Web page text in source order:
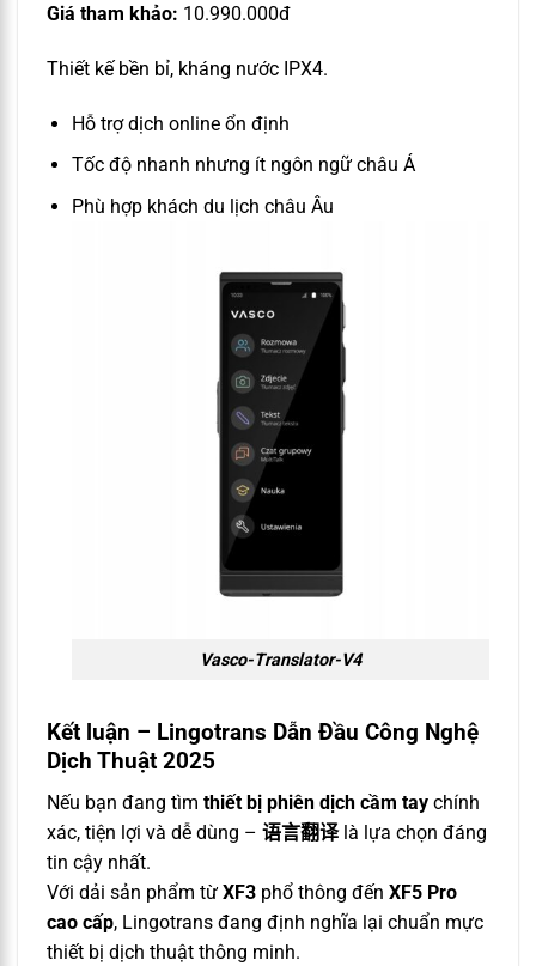
Giá tham khảo: 10.990.000đ
Thiết kế bền bỉ, kháng nước IPX4.
Hỗ trợ dịch online ổn định
Tốc độ nhanh nhưng ít ngôn ngữ châu Á
Phù hợp khách du lịch châu Âu
Vasco-Translator-V4
Kết luận – Lingotrans Dẫn Đầu Công Nghệ
Dịch Thuật 2025
Nếu bạn đang tìm thiết bị phiên dịch cầm tay chính
xác, tiện lợi và dễ dùng – 语言翻译là lựa chọn đáng
tin cậy nhất.
Với dải sản phẩm từ XF3 phổ thông đến XF5 Pro
cao cấp, Lingotrans đang định nghĩa lại chuẩn mực
thiết bị dịch thuật thông minh.